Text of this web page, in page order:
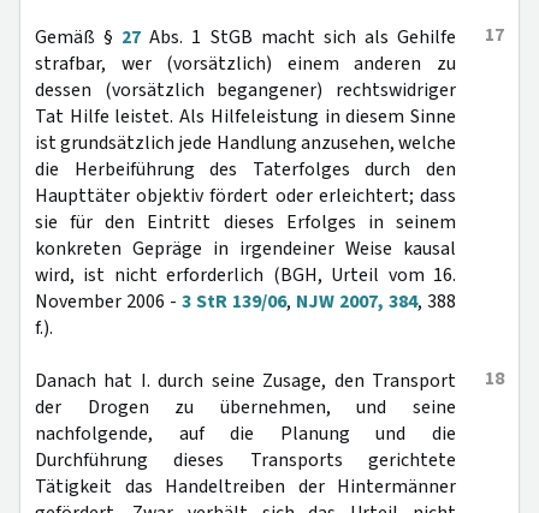
17
Gemäß § 27 Abs. 1 StGB macht sich als Gehilfe
strafbar, wer (vorsätzlich) einem anderen zu
dessen (vorsätzlich begangener) rechtswidriger
Tat Hilfe leistet. Als Hilfeleistung in diesem Sinne
ist grundsätzlich jede Handlung anzusehen, welche
die Herbeiführung des Taterfolges durch den
Haupttäter objektiv fördert oder erleichtert; dass
sie für den Eintritt dieses Erfolges in seinem
konkreten Gepräge in irgendeiner Weise kausal
wird, ist nicht erforderlich (BGH, Urteil vom 16.
November 2006 - 3 StR 139/06, NJW 2007, 384, 388
f.).
18
Danach hat I. durch seine Zusage, den Transport
der Drogen zu übernehmen, und seine
nachfolgende, auf die Planung und die
Durchführung dieses Transports gerichtete
Tätigkeit das Handeltreiben der Hintermänner